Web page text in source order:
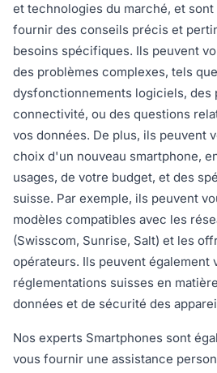
et technologies du marché, et
fournir des conseils précis et
besoins spécifiques. Ils peuvent
des problèmes complexes, tels
dysfonctionnements logiciels, des
connectivité, ou des questions
vos données. De plus, ils peuvent
choix d'un nouveau smartphone,
usages, de votre budget, et des
suisse. Par exemple, ils peuvent
modèles compatibles avec les
(Swisscom, Sunrise, Salt) et les
opérateurs. Ils peuvent également
réglementations suisses en
données et de sécurité des
Nos experts Smartphones sont
vous fournir une assistance